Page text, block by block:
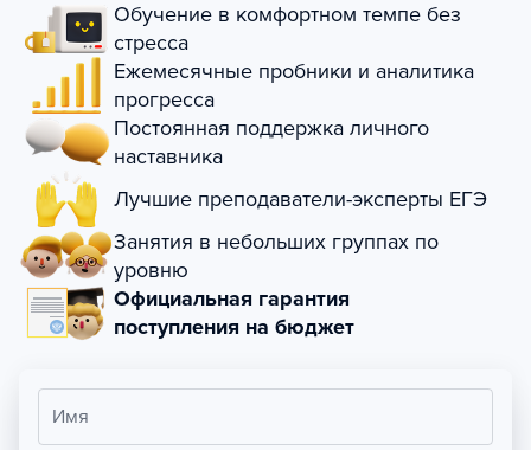
Обучение в комфортном темпе без
стресса
Ежемесячные пробники и аналитика
прогресса
Постоянная поддержка личного
наставника
Лучшие преподаватели-эксперты ЕГЭ
Занятия в небольших группах по
уровню
Официальная гарантия
поступления на бюджет
Имя